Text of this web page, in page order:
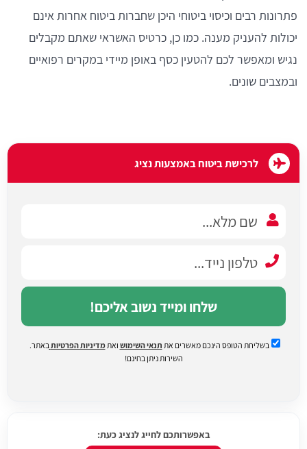
פתרונות רבים וכיסוי ביטוחי היכן שחברות ביטוח אחרות אינם
יכולות להעניק מענה. כמו כן, כרטיס האשראי שאתם מקבלים
נגיש ומאפשר לכם להטעין כסף באופן מיידי במקרים רפואיים
ובמצבים שונים.
לרכישת ביטוח באמצעות נציג
שלחו ומייד נשוב אליכם!
בשליחת הטופס הינכם מאשרים את תנאי השימוש ואתמדיניות הפרטיותבאתר.
השירות ניתן בחינם!
באפשרותכם לחייג לנציג כעת: